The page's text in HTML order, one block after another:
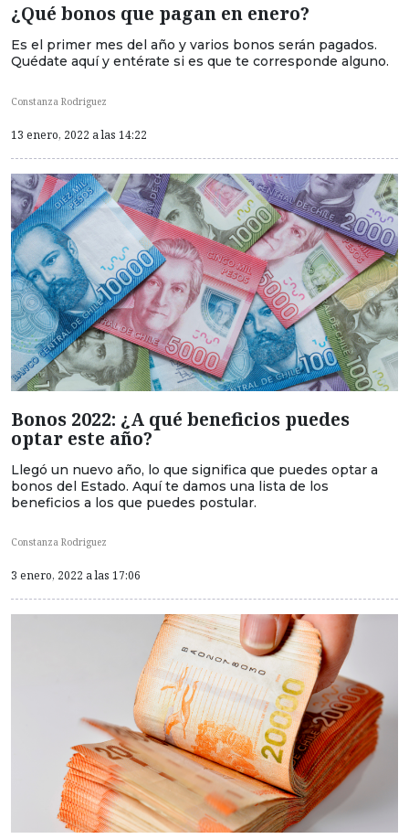
¿Qué bonos que pagan en enero?
Es el primer mes del año y varios bonos serán pagados.
Quédate aquí y entérate si es que te corresponde alguno.
Constanza Rodriguez
13 enero, 2022 a las 14:22
Bonos 2022: ¿A qué beneficios puedes
optar este año?
Llegó un nuevo año, lo que significa que puedes optar a
bonos del Estado. Aquí te damos una lista de los
beneficios a los que puedes postular.
Constanza Rodriguez
3 enero, 2022 a las 17:06